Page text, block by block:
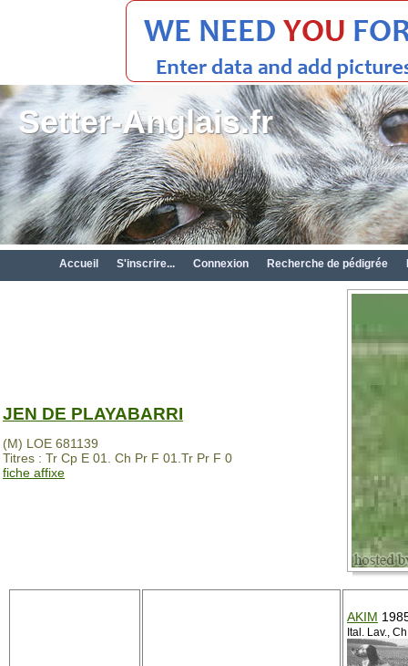
Setter-Anglais.fr
Accueil S'inscrire... Connexion Recherche de pédigrée
JEN DE PLAYABARRI
(M) LOE 681139
Titres : Tr Cp E 01. Ch Pr F 01.Tr Pr F 0
fiche affixe
AKIM
Ital. Lav.,